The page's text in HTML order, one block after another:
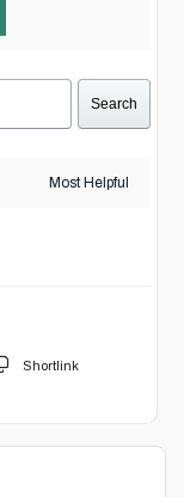
Search
Shortlink